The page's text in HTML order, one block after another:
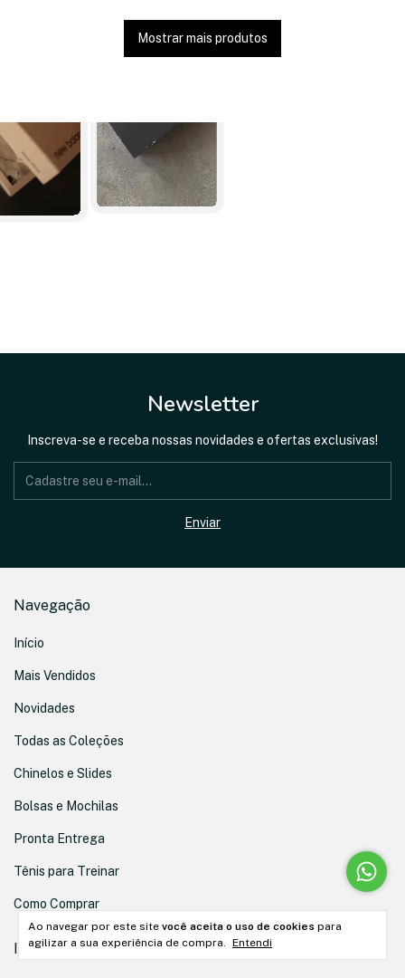
Ao navegar por este site você aceita o uso de cookies para
agilizar a sua experiência de compra. Entendi
Mostrar mais produtos
Newsletter
Inscreva-se e receba nossas novidades e ofertas exclusivas!
Navegação
Início
Mais Vendidos
Novidades
Todas as Coleções
Chinelos e Slides
Bolsas e Mochilas
Pronta Entrega
Tênis para Treinar
Como Comprar
Institucional